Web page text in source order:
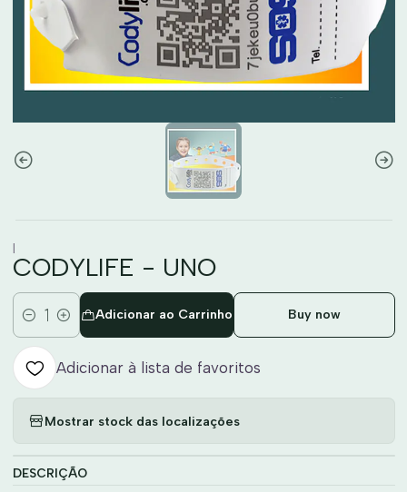
|
CODYLIFE - UNO
Quantidade
Adicionar ao Carrinho Buy now
Adicionar à lista de favoritos
Mostrar stock das localizações
DESCRIÇÃO